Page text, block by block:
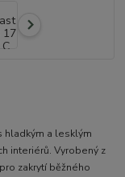
hladkým a lesklým
interiérů. Vyrobený z
zakrytí běžného